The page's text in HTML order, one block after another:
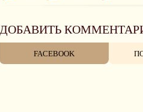
ДОБАВИТЬ
FACEBOOK